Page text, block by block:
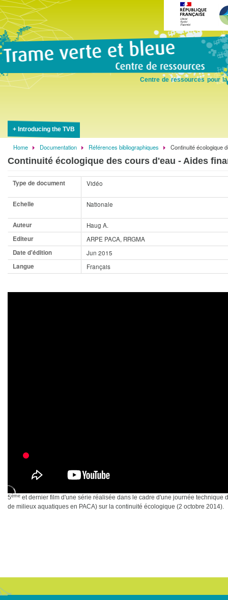
Centre de ressources pour
Introducing the TVB
Breadcrumb
Home Documentation Références bibliographiques Continuité écologique
Continuité écologique des cours d'eau - Aides
Type de document Vidéo
Echelle Nationale
Auteur
Haug A.
Editeur
ARPE PACA, RRGMA
Date d'édition
Jun 2015
Langue
Français
5ème et dernier film d'une série réalisée dans le cadre d'une journée technique
de milieux aquatiques en PACA) sur la continuité écologique (2 octobre 2014).